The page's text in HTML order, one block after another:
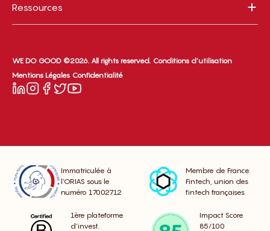
Ressources
WE DO GOOD ©2026. All rights reserved. Conditions d’utilisation
Mentions Légales Confidentialité
Immatriculée à
l’ORIAS sous le
numéro 17002712
Membre de France
Fintech, union des
fintech françaises
1ère plateforme
d’invest.
Impact Score
85/100